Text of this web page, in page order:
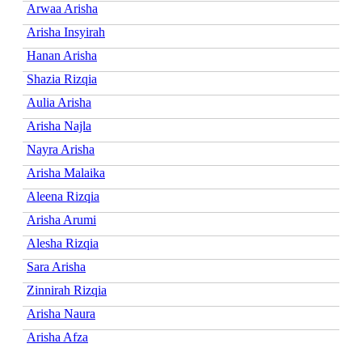
Arwaa Arisha
Arisha Insyirah
Hanan Arisha
Shazia Rizqia
Aulia Arisha
Arisha Najla
Nayra Arisha
Arisha Malaika
Aleena Rizqia
Arisha Arumi
Alesha Rizqia
Sara Arisha
Zinnirah Rizqia
Arisha Naura
Arisha Afza